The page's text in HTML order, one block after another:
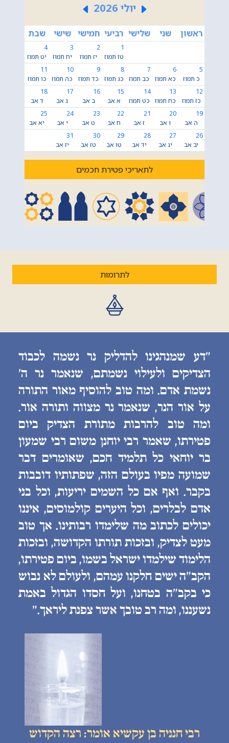
יולי 2026
ראשון שני שלישי רביעי חמישי שישי שבת
1
טז תמוז
2
יז תמוז
3
יח תמוז
4
יט תמוז
5
כ תמוז
6
כא תמוז
7
כב תמוז
8
כג תמוז
9
כד תמוז
10
כה תמוז
11
כו תמוז
12
כז תמוז
13
כח תמוז
14
כט תמוז
15
א אב
16
ב אב
17
ג אב
18
ד אב
19
ה אב
20
ו אב
21
ז אב
22
ח אב
23
ט אב
24
י אב
25
יא אב
26
יב אב
27
יג אב
28
יד אב
29
טו אב
30
טז אב
31
יז אב
לתאריכי פטירת חכמים
לתרומות
״דע שמנהגינו להדליק נר נשמה לכבוד
הצדיקים ולעילוי נשמתם, שנאמר נר ה׳
נשמת אדם. ומה טוב להוסיף מאור התורה
על אור הנר, שנאמר נר מצווה ותורה אור.
ומה טוב להרבות מתורת הצדיק ביום
פטירתו, שאמר רבי יוחנן משום רבי שמעון
בר יוחאי כל תלמיד חכם, שאומרים דבר
שמועה מפיו בעולם הזה, שפתותיו דובבות
בקבר. ואף אם כל השמים יריעות, וכל בני
אדם לבלרים, וכל היערים קולמוסים, איננו
יכולים לכתוב מה שלימדו רבותינו. אך טוב
מעט לצדיק, ובזכות תורתו הקדושה, ובזכות
הלימוד שילמדו ישראל בשמו, ביום פטירתו,
הקב״ה ישים חלקנו עמהם, ולעולם לא נבוש
כי בקב״ה בטחנו, ועל חסדו הגדול באמת
נשעננו, ומה רב טובך אשר צפנת ליראך.״
רבי חנניה בן עקשיא אומר: רצה הקדוש